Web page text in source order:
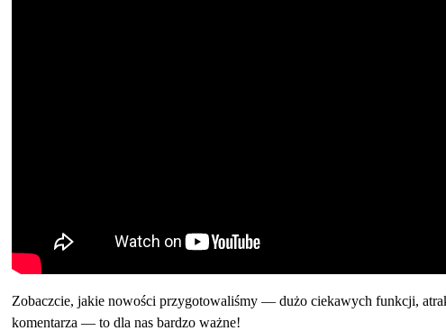
Zobaczcie, jakie nowości przygotowaliśmy — dużo ciekawych funkcji,
komentarza — to dla nas bardzo ważne!